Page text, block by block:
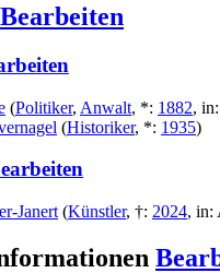
Bearbeiten
(Politiker, Anwalt, *: 1882, in:
(Historiker, *: 1935)
Janert (Künstler, †: 2024, in: